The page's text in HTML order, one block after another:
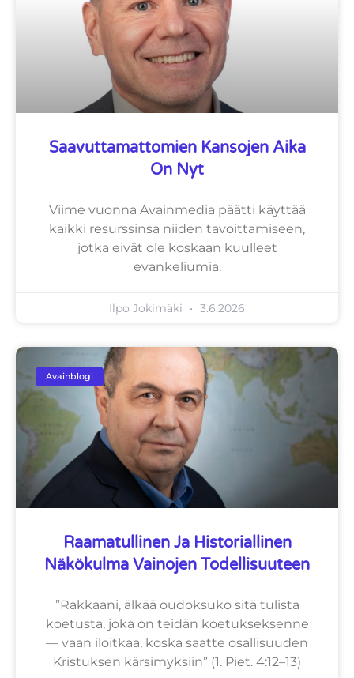
Saavuttamattomien Kansojen Aika
On Nyt
Viime vuonna Avainmedia päätti käyttää
kaikki resurssinsa niiden tavoittamiseen,
jotka eivät ole koskaan kuulleet
evankeliumia.
Ilpo Jokimäki 3.6.2026
Avainblogi
Raamatullinen Ja Historiallinen
Näkökulma Vainojen Todellisuuteen
”Rakkaani, älkää oudoksuko sitä tulista
koetusta, joka on teidän koetukseksenne
— vaan iloitkaa, koska saatte osallisuuden
Kristuksen kärsimyksiin” (1. Piet. 4:12–13)